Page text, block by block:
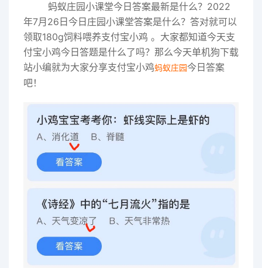
蚂蚁庄园小课堂今日答案最新是什么？2022
年7月26日今日庄园小课堂答案是什么？答对就可以
领取180g饲料喂养支付宝小鸡 。大家都知道今天支
付宝小鸡今日答题是什么了吗？那么今天单机狗下载
站小编就为大家分享支付宝小鸡蚂蚁庄园今日答案
吧！